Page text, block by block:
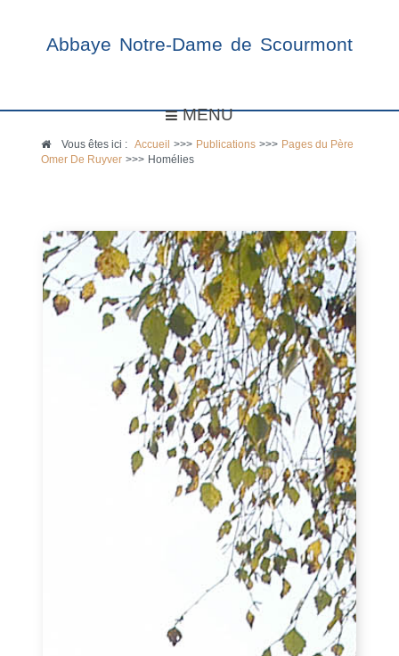
Abbaye Notre-Dame de Scourmont
MENU
Vous êtes ici :Accueil >>> Publications >>> Pages du Père
Omer De Ruyver >>> Homélies